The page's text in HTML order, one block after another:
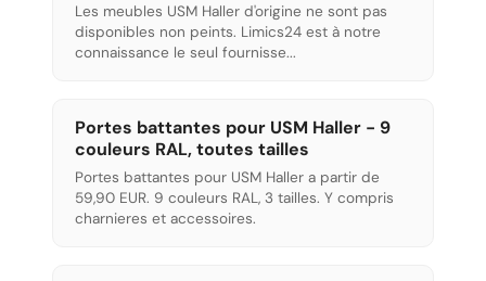
Les meubles USM Haller d'origine ne sont pas
disponibles non peints. Limics24 est à notre
connaissance le seul fournisse...
Portes battantes pour USM Haller - 9
couleurs RAL, toutes tailles
Portes battantes pour USM Haller a partir de
59,90 EUR. 9 couleurs RAL, 3 tailles. Y compris
charnieres et accessoires.